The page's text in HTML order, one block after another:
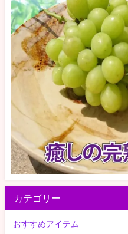
カテゴリー
おすすめアイテム